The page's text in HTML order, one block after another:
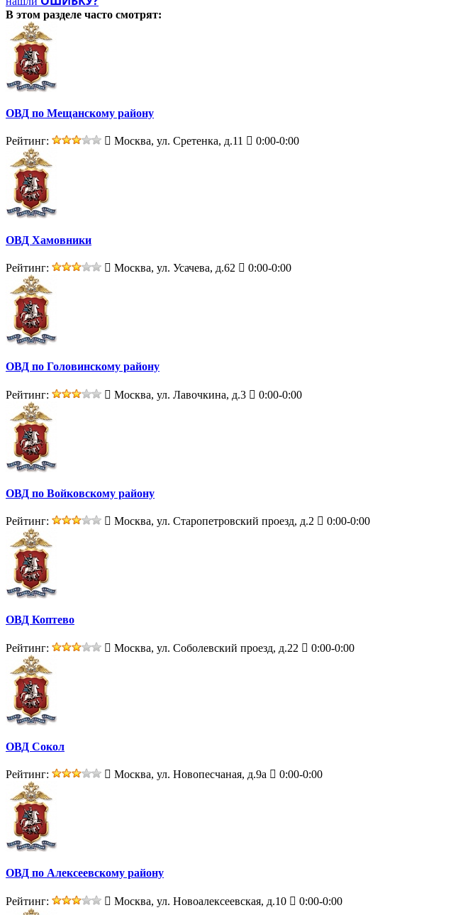
В этом разделе часто смотрят:
ОВД по Мещанскому району
Рейтинг: Москва, ул. Сретенка, д.11 0:00-0:00
ОВД Хамовники
Рейтинг: Москва, ул. Усачева, д.62 0:00-0:00
ОВД по Головинскому району
Рейтинг: Москва, ул. Лавочкина, д.3 0:00-0:00
ОВД по Войковскому району
Рейтинг: Москва, ул. Старопетровский проезд, д.2 0:00-0:00
ОВД Коптево
Рейтинг: Москва, ул. Соболевский проезд, д.22 0:00-0:00
ОВД Сокол
Рейтинг: Москва, ул. Новопесчаная, д.9а 0:00-0:00
ОВД по Алексеевскому району
Рейтинг: Москва, ул. Новоалексеевская, д.10 0:00-0:00